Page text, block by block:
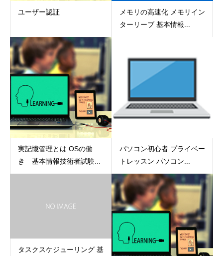
ユーザー認証
メモリの高速化 メモリイン
ターリーブ 基本情報...
実記憶管理とは OSの働
き 基本情報技術者試験...
パソコン初心者 プライベー
トレッスン パソコン...
タスクスケジューリング 基